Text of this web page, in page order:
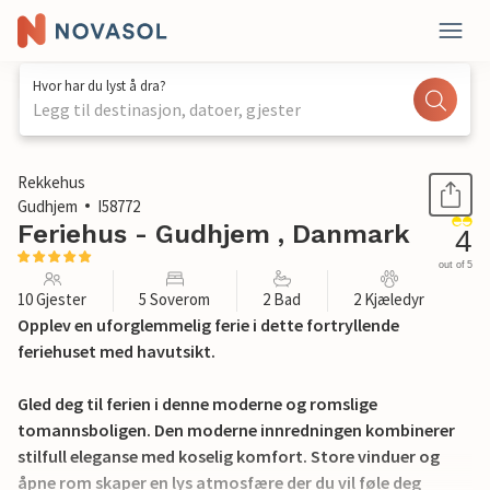
Hvor har du lyst å dra?
Legg til destinasjon, datoer, gjester
1 / 27
Rekkehus
Gudhjem
I58772
Feriehus - Gudhjem , Danmark 4
out of 5
10 Gjester 5 Soverom 2 Bad 2 Kjæledyr
Opplev en uforglemmelig ferie i dette fortryllende
feriehuset med havutsikt.
Gled deg til ferien i denne moderne og romslige
tomannsboligen. Den moderne innredningen kombinerer
stilfull eleganse med koselig komfort. Store vinduer og
åpne rom skaper en lys atmosfære der du vil føle deg